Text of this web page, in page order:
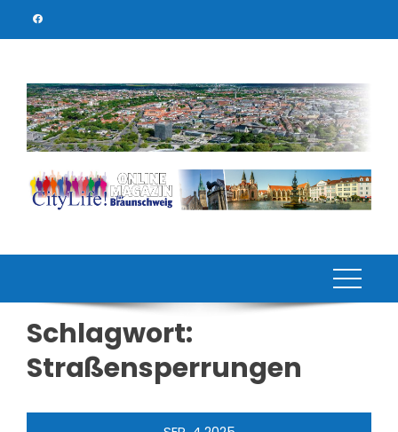
Schlagwort:
Straßensperrungen